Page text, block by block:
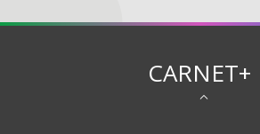
CARNET+